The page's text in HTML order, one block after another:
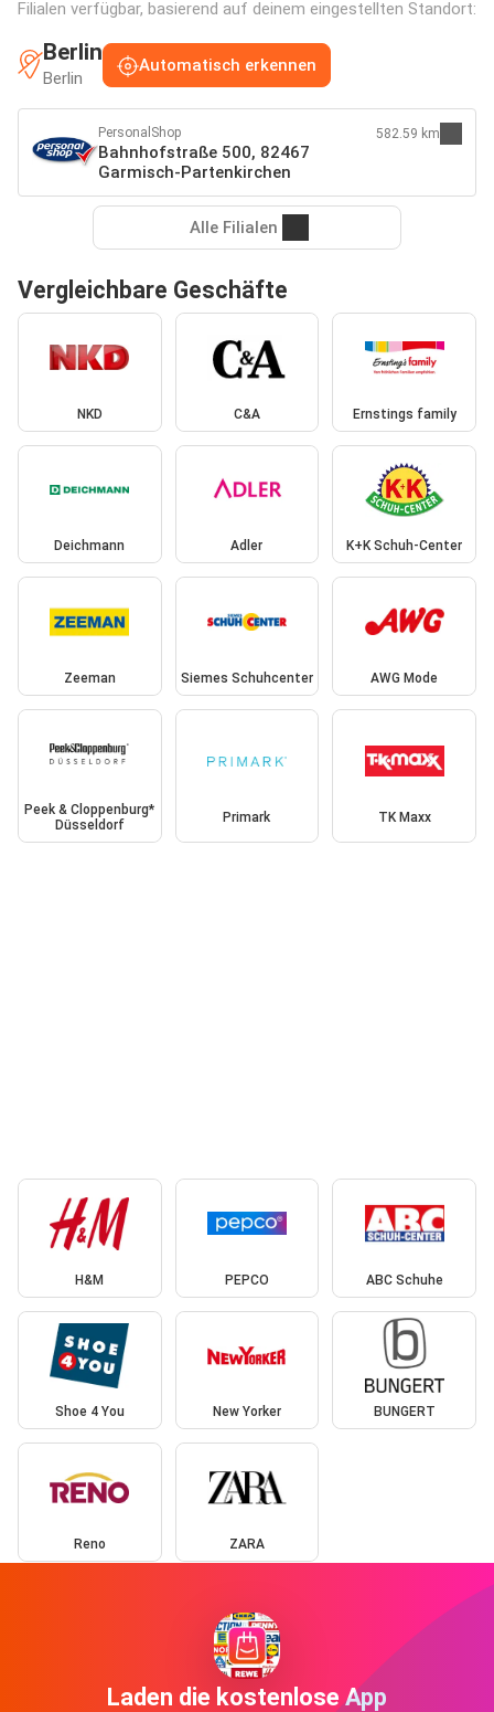
Filialen verfügbar, basierend auf deinem eingestellten Standort:
Berlin
Berlin
Automatisch erkennen
PersonalShop
Bahnhofstraße 500, 82467
Garmisch-Partenkirchen
582.59 km
Alle Filialen
Vergleichbare Geschäfte
NKD C&A Ernstings family
Deichmann Adler K+K Schuh-Center
Zeeman Siemes Schuhcenter AWG Mode
Peek & Cloppenburg*
Düsseldorf
Primark TK Maxx
H&M PEPCO ABC Schuhe
Shoe 4 You New Yorker BUNGERT
Reno ZARA
Laden die kostenlose App